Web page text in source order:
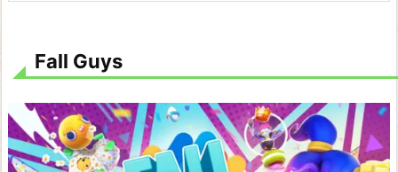
フ
ォ
ー
ス
Fall Guys